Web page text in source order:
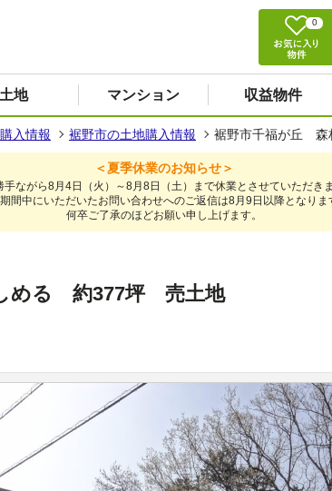
0
土地 マンション 収益物件
入情報 裾野市の土地購入情報 裾野市千福が丘
＜夏季休業のお知らせ＞
手ながら8月4日（火）～8月8日（土）まで休業とさせていただきま
間中にいただいたお問い合わせへのご返信は8月9日以降となりま
何卒ご了承のほどお願い申し上げます。
める 約377坪 売土地